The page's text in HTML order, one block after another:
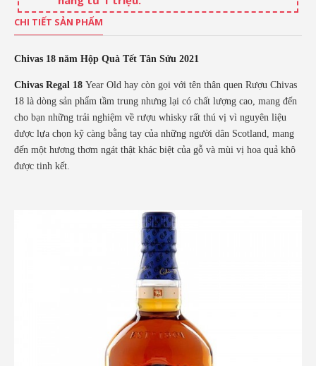
CHI TIẾT SẢN PHẨM
Chivas 18 năm Hộp Quà Tết Tân Sửu 2021
Chivas Regal 18 Year Old hay còn gọi với tên thân quen Rượu Chivas
18 là dòng sản phẩm tầm trung nhưng lại có chất lượng cao, mang đến
cho bạn những trải nghiệm về rượu whisky rất thú vị vì nguyên liệu
được lựa chọn kỹ càng bằng tay của những người dân Scotland, mang
đến một hương thơm ngát thật khác biệt của gỗ và mùi vị hoa quả khô
được tinh kết.